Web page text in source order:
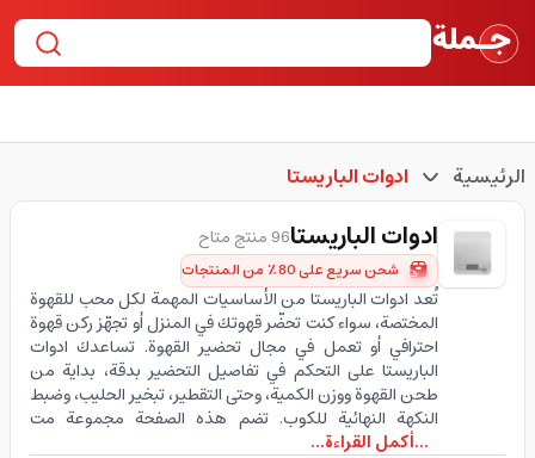
الرئيسية ادوات الباريستا
ادوات الباريستا96 منتج متاح
شحن سريع على 80٪ من المنتجات
تُعد ادوات الباريستا من الأساسيات المهمة لكل محب للقهوة
المختصة، سواء كنت تحضّر قهوتك في المنزل أو تجهّز ركن قهوة
احترافي أو تعمل في مجال تحضير القهوة. تساعدك ادوات
الباريستا على التحكم في تفاصيل التحضير بدقة، بداية من
طحن القهوة ووزن الكمية، وحتى التقطير، تبخير الحليب، وضبط
النكهة النهائية للكوب. تضم هذه الصفحة مجموعة مت
...أكمل القراءة...